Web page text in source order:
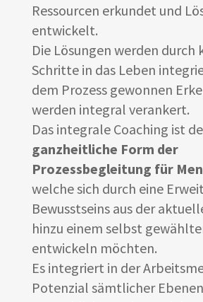
Ressourcen erkundet und
entwickelt.
Die Lösungen werden durch
Schritte in das Leben
dem Prozess gewonnen
werden integral verankert.
Das integrale Coaching ist
ganzheitliche Form der
Prozessbegleitung für
welche sich durch eine
Bewusstseins aus der
hinzu einem selbst
entwickeln möchten.
Es integriert in der
Potenzial sämtlicher